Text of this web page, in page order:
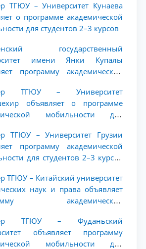
ТГЮУ – Университет Кунаева
о программе академической
для студентов 2–3 курсов
государственный
имени Янки Купалы
программу академической
ТГЮУ – Университет
объявляет о программе
мобильности для
ТГЮУ – Университет Грузии
программу академической
для студентов 2–3 курсов
ТГЮУ – Китайский университет
наук и права объявляет
академической
ТГЮУ – Фуданьский
объявляет программу
мобильности для